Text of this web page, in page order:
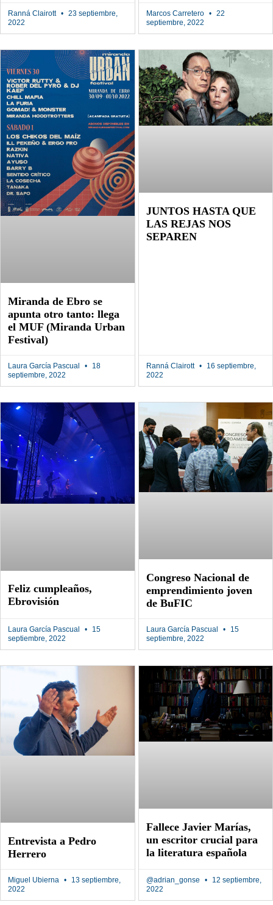
Ranná Clairott
23 septiembre,
2022
Marcos Carretero
22
septiembre, 2022
Miranda de Ebro se
apunta otro tanto: llega
el MUF (Miranda Urban
Festival)
Laura García Pascual
18
septiembre, 2022
JUNTOS HASTA QUE
LAS REJAS NOS
SEPAREN
Ranná Clairott
16 septiembre,
2022
Feliz cumpleaños,
Ebrovisión
Laura García Pascual
15
septiembre, 2022
Congreso Nacional de
emprendimiento joven
de BuFIC
Laura García Pascual
15
septiembre, 2022
Entrevista a Pedro
Herrero
Miguel Ubierna
13 septiembre,
2022
Fallece Javier Marías,
un escritor crucial para
la literatura española
@adrian_gonse
12 septiembre,
2022